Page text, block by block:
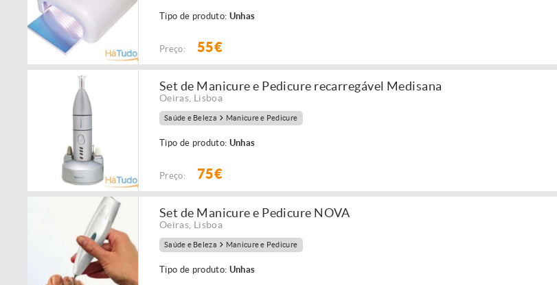
Tipo de produto: Unhas
Preço: 55€
Set de Manicure e Pedicure recarregável Medisana
Oeiras Lisboa
Saúde e Beleza Manicure e Pedicure
Tipo de produto: Unhas
Preço: 75€
Set de Manicure e Pedicure NOVA
Oeiras Lisboa
Saúde e Beleza Manicure e Pedicure
Tipo de produto: Unhas